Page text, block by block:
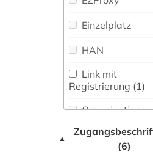
Medizin (0)
(0)
(1)
Natur- und
Umweltschutz (0)
sprachgebiet (1)
deutschland (7)
digitalisierung
dohna (familie)
drittes reich (1)
Einzelplatz
HAN
Link mit
Registrierung (1)
Organisations-
Shibboleth
▲
(6)